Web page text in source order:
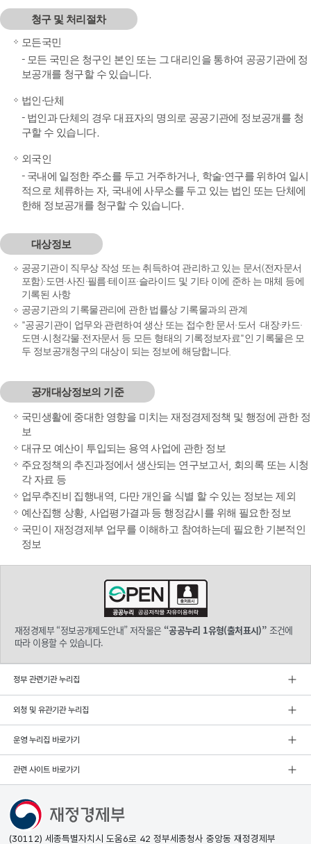
청구 및 처리절차
모든국민
- 모든 국민은 청구인 본인 또는 그 대리인을 통하여 공공기관에 정
보공개를 청구할 수 있습니다.
법인·단체
- 법인과 단체의 경우 대표자의 명의로 공공기관에 정보공개를 청
구할 수 있습니다.
외국인
- 국내에 일정한 주소를 두고 거주하거나, 학술·연구를 위하여 일시
적으로 체류하는 자, 국내에 사무소를 두고 있는 법인 또는 단체에
한해 정보공개를 청구할 수 있습니다.
대상정보
공공기관이 직무상 작성 또는 취득하여 관리하고 있는 문서(전자문서
포함)·도면·사진·필름·테이프·슬라이드 및 기타 이에 준하 는 매체 등에
기록된 사항
공공기관의 기록물관리에 관한 법률상 기록물과의 관계
"공공기관이 업무와 관련하여 생산 또는 접수한 문서·도서 ·대장·카드·
도면·시청각물·전자문서 등 모든 형태의 기록정보자료"인 기록물은 모
두 정보공개청구의 대상이 되는 정보에 해당합니다.
공개대상정보의 기준
국민생활에 중대한 영향을 미치는 재정경제정책 및 행정에 관한 정
보
대규모 예산이 투입되는 용역 사업에 관한 정보
주요정책의 추진과정에서 생산되는 연구보고서, 회의록 또는 시청
각 자료 등
업무추진비 집행내역, 다만 개인을 식별 할 수 있는 정보는 제외
예산집행 상황, 사업평가결과 등 행정감시를 위해 필요한 정보
국민이 재정경제부 업무를 이해하고 참여하는데 필요한 기본적인
정보
재정경제부 “정보공개제도안내” 저작물은 “공공누리 1유형(출처표시)” 조건에
따라 이용할 수 있습니다.
정부 관련기관 누리집
외청 및 유관기관 누리집
운영 누리집 바로가기
관련 사이트 바로가기
(30112) 세종특별자치시 도움6로 42 정부세종청사 중앙동 재정경제부